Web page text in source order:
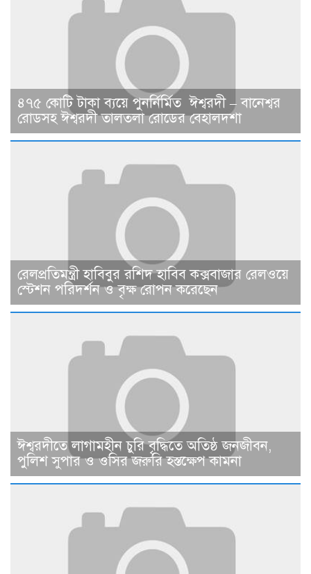
৪৭৫ কোটি টাকা ব্যয়ে পুনর্নির্মিত ঈশ্বরদী – বানেশ্বর
রোডসহ ঈশ্বরদী তালতলা রোডের বেহালদশা
রেলপ্রতিমন্ত্রী হাবিবুর রশিদ হাবিব কক্সবাজার রেলওয়ে
স্টেশন পরিদর্শন ও বৃক্ষ রোপন করেছেন
ঈশ্বরদীতে লাগামহীন চুরি বৃদ্ধিতে অতিষ্ঠ জনজীবন,
পুলিশ সুপার ও ওসির জরুরি হস্তক্ষেপ কামনা ​